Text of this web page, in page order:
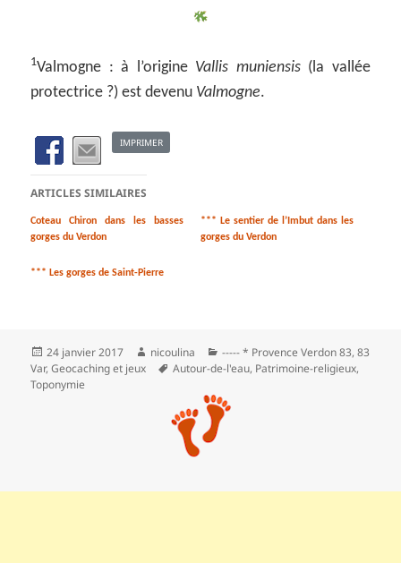
1Valmogne : à l’origine Vallis muniensis(la vallée
protectrice ?) est devenu Valmogne.
IMPRIMER
ARTICLES SIMILAIRES
Coteau Chiron dans les basses
gorges du Verdon
*** Le sentier de l’Imbut dans les
gorges du Verdon
*** Les gorges de Saint-Pierre
Publié
le
24 janvier 2017 Auteur
nicoulina Catégories
----- * Provence Verdon 83,83
Var,Geocaching et jeux Mots-
clés
Autour-de-l'eau, Patrimoine-religieux,
Toponymie